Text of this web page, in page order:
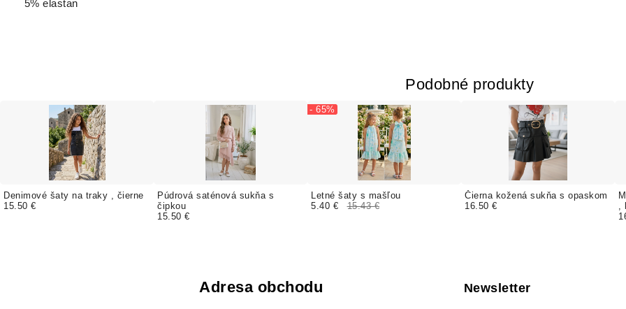
5% elastan
Podobné produkty
Denimové šaty na traky , čierne
15.50 €
Púdrová saténová sukňa s
čipkou
15.50 €
Letné šaty s mašľou
- 65%
5.40 € 15.43 €
Čierna kožená sukňa s opaskom
16.50 €
,
Adresa obchodu
Newsletter